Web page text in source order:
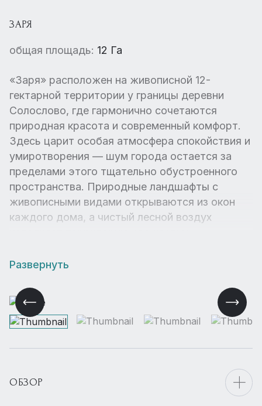
ЗАРЯ
общая площадь: 12 Га
«Заря» расположен на живописной 12-
гектарной территории у границы деревни
Солослово, где гармонично сочетаются
природная красота и современный комфорт.
Здесь царит особая атмосфера спокойствия и
умиротворения — шум города остается за
пределами этого тщательно обустроенного
пространства. Природные ландшафты с
живописными видами открываются из окон
каждого дома, а чистый лесной воздух
Развернуть
ОБЗОР